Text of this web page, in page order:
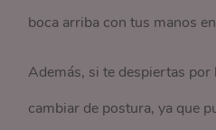
boca arriba con tus manos
Además, si te despiertas por
cambiar de postura, ya que